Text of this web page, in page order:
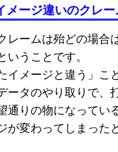
ージ違いのクレ
レームは殆どの場合
いうことです。
メージと違う」こ
ータのやり取りで
通りの物になってい
が変わってしまった